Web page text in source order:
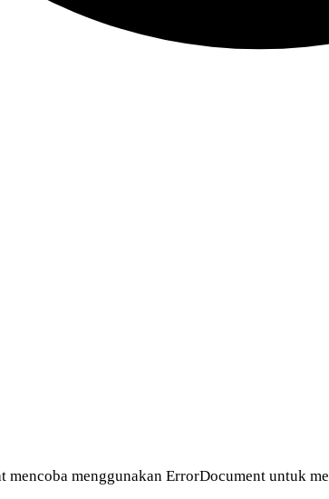
menggunakan ErrorDocument untuk